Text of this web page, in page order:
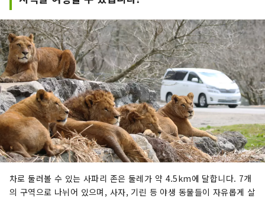
차로 둘러볼 수 있는 사파리 존은 둘레가 약 4.5km에 달합니다. 7개
의 구역으로 나뉘어 있으며, 사자, 기린 등 야생 동물들이 자유롭게 살